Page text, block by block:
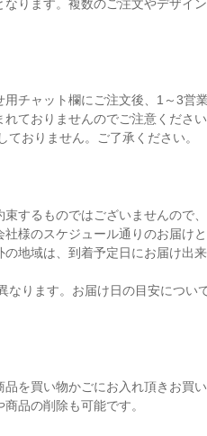
なります。複数のご注文やデザイ
チャット欄にご注文後、 1～3営
ておりませんのでご注意ください
おりません。ご了承ください。
束するものではございませんので
様のスケジュール通りのお届け
地域は、到着予定日にお届け出
ります。お届け日の目安につい
を買い物かごにお入れ頂きお買
品の削除も可能です。